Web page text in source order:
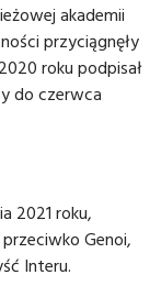
akademii
przyciągnęły
roku podpisał
do czerwca
2021 roku,
Genoi,
Interu.